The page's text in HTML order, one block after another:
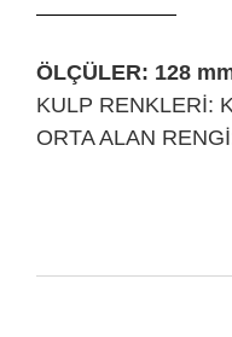
ÖLÇÜLER: 128
KULP RENKLERİ:
ORTA ALAN